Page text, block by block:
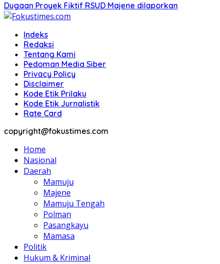
Dugaan Proyek Fiktif RSUD Majene dilaporkan
Indeks
Redaksi
Tentang Kami
Pedoman Media Siber
Privacy Policy
Disclaimer
Kode Etik Prilaku
Kode Etik Jurnalistik
Rate Card
copyright@fokustimes.com
Home
Nasional
Daerah
Mamuju
Majene
Mamuju Tengah
Polman
Pasangkayu
Mamasa
Politik
Hukum & Kriminal